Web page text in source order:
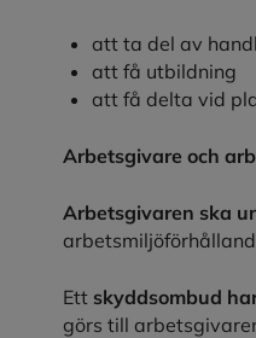
att ta del av
att få utbildning
att få delta vid
Arbetsgivare och
Arbetsgivaren ska
Ett skyddsombud
görs till